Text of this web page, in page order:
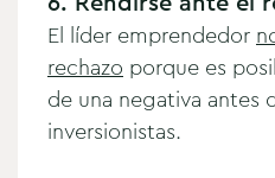
El líder emprendedor
rechazo porque es
de una negativa antes
inversionistas.